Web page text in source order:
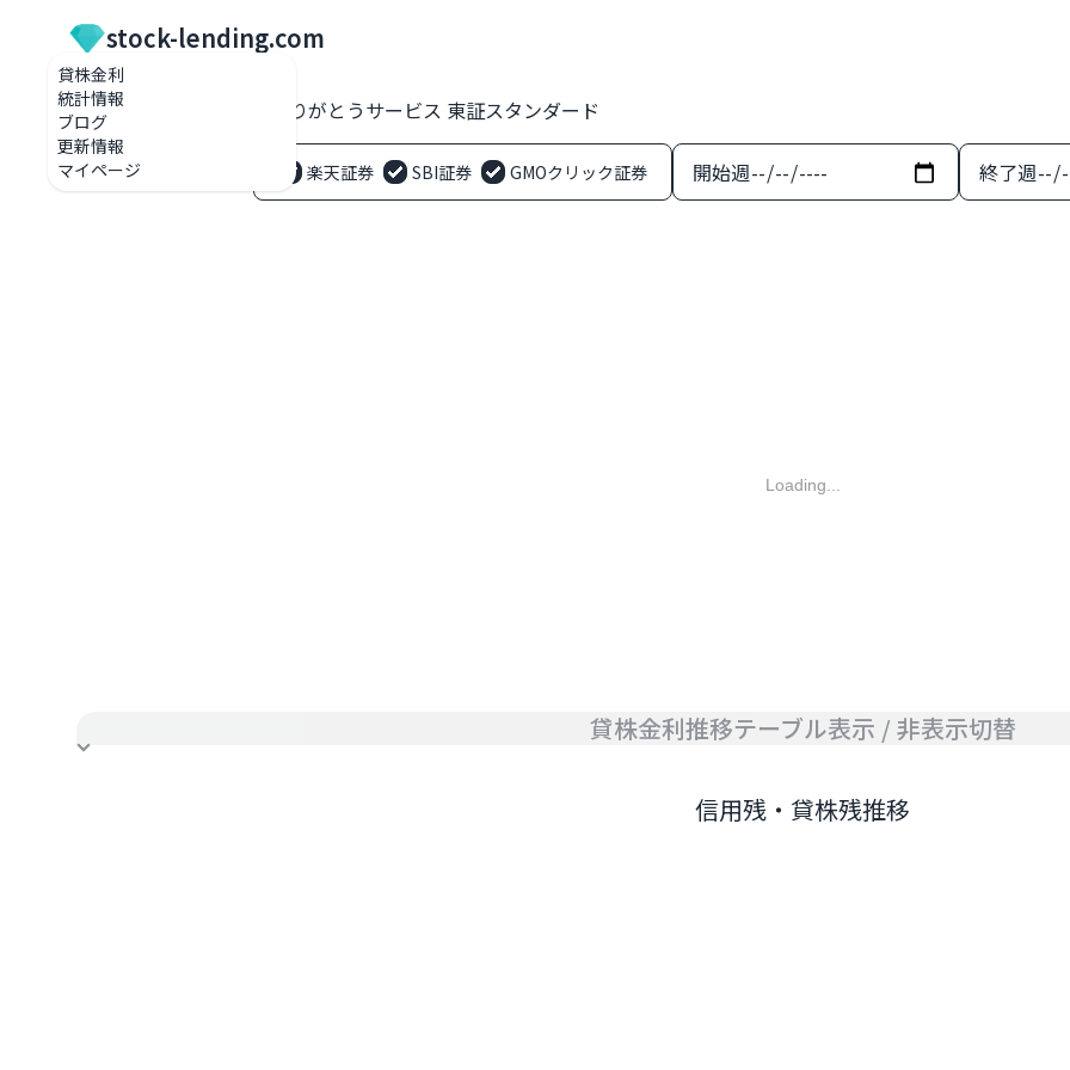
貸株金利
統計情報
ブログ
更新情報
マイページ
stock-lending.com
貸株金利一覧 3177 ありがとうサービス 東証スタンダード
楽天証券 SBI証券 GMOクリック証券 開始週 終了週
Loading...
貸株金利推移テーブル表示 / 非表示切替
信用残・貸株残推移